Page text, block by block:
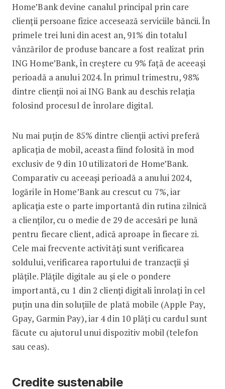
Home’Bank devine canalul principal prin care
clienții persoane fizice accesează serviciile băncii. În
primele trei luni din acest an, 91% din totalul
vânzărilor de produse bancare a fost realizat prin
ING Home’Bank, în creștere cu 9% față de aceeași
perioadă a anului 2024. În primul trimestru, 98%
dintre clienții noi ai ING Bank au deschis relația
folosind procesul de înrolare digital.
Nu mai puțin de 85% dintre clienții activi preferă
aplicația de mobil, aceasta fiind folosită în mod
exclusiv de 9 din 10 utilizatori de Home’Bank.
Comparativ cu aceeași perioadă a anului 2024,
logările în Home’Bank au crescut cu 7%, iar
aplicația este o parte importantă din rutina zilnică
a clienților, cu o medie de 29 de accesări pe lună
pentru fiecare client, adică aproape în fiecare zi.
Cele mai frecvente activități sunt verificarea
soldului, verificarea raportului de tranzacții și
plățile. Plățile digitale au și ele o pondere
importantă, cu 1 din 2 clienți digitali înrolați în cel
puțin una din soluțiile de plată mobile (Apple Pay,
Gpay, Garmin Pay), iar 4 din 10 plăți cu cardul sunt
făcute cu ajutorul unui dispozitiv mobil (telefon
sau ceas).
Credite sustenabile